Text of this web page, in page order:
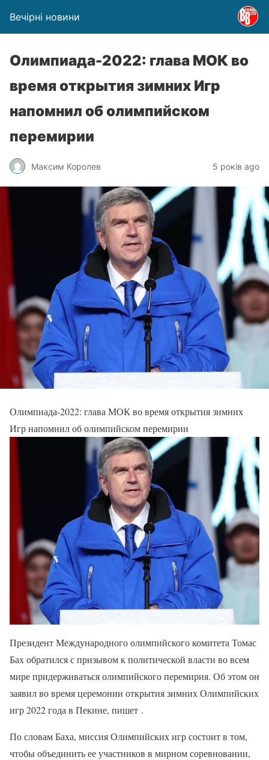
Вечірні новини
Олимпиада-2022: глава МОК во
время открытия зимних Игр
напомнил об олимпийском
перемирии
Максим Королев 5 років ago
Олимпиада-2022: глава МОК во время открытия зимних
Игр напомнил об олимпийском перемирии
Президент Международного олимпийского комитета Томас
Бах обратился с призывом к политической власти во всем
мире придерживаться олимпийского перемирия. Об этом он
заявил во время церемонии открытия зимних Олимпийских
игр 2022 года в Пекине, пишет .
По словам Баха, миссия Олимпийских игр состоит в том,
чтобы объединить ее участников в мирном соревновании,